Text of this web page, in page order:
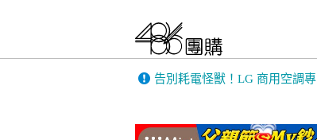
告別耗電怪獸！LG 商用空調